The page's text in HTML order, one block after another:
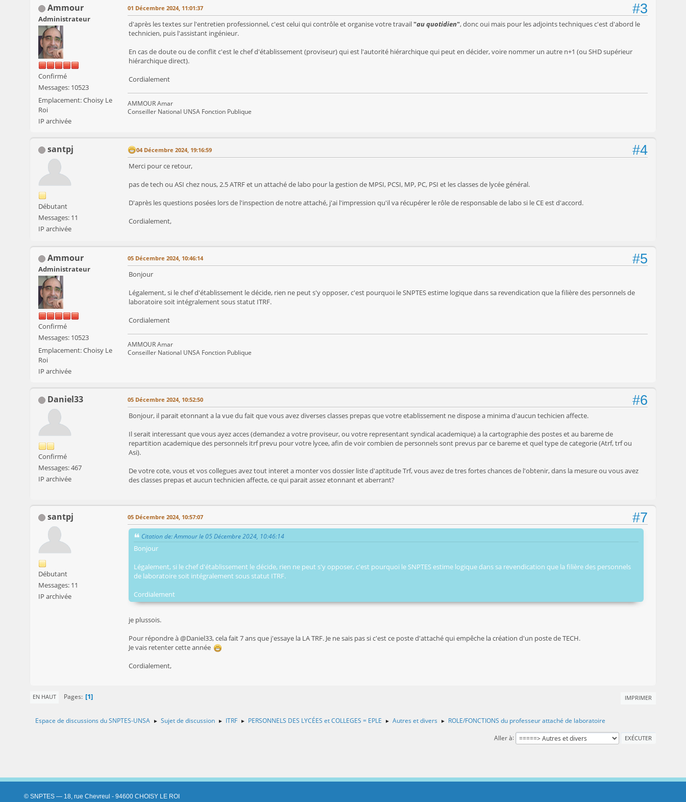
Ammour
Administrateur
Confirmé
Messages: 10523
Emplacement: Choisy Le
Roi
IP archivée
#3
01 Décembre 2024, 11:01:37
d'après les textes sur l'entretien professionnel, c'est celui qui contrôle et organise votre travail "au quotidien", donc oui mais pour les adjoints techniques c'est d'abord le
technicien, puis l'assistant ingénieur.
En cas de doute ou de conflit c'est le chef d'établissement (proviseur) qui est l'autorité hiérarchique qui peut en décider, voire nommer un autre n+1 (ou SHD supérieur
hiérarchique direct).
Cordialement
AMMOUR Amar
Conseiller National UNSA Fonction Publique
santpj
Débutant
Messages: 11
IP archivée
#4
04 Décembre 2024, 19:16:59
Merci pour ce retour,
pas de tech ou ASI chez nous, 2.5 ATRF et un attaché de labo pour la gestion de MPSI, PCSI, MP, PC, PSI et les classes de lycée général.
D'après les questions posées lors de l'inspection de notre attaché, j'ai l'impression qu'il va récupérer le rôle de responsable de labo si le CE est d'accord.
Cordialement,
Ammour
Administrateur
Confirmé
Messages: 10523
Emplacement: Choisy Le
Roi
IP archivée
#5
05 Décembre 2024, 10:46:14
Bonjour
Légalement, si le chef d'établissement le décide, rien ne peut s'y opposer, c'est pourquoi le SNPTES estime logique dans sa revendication que la filière des personnels de
laboratoire soit intégralement sous statut ITRF.
Cordialement
AMMOUR Amar
Conseiller National UNSA Fonction Publique
Daniel33
Confirmé
Messages: 467
IP archivée
#6
05 Décembre 2024, 10:52:50
Bonjour, il parait etonnant a la vue du fait que vous avez diverses classes prepas que votre etablissement ne dispose a minima d'aucun techicien affecte.
Il serait interessant que vous ayez acces (demandez a votre proviseur, ou votre representant syndical academique) a la cartographie des postes et au bareme de
repartition academique des personnels itrf prevu pour votre lycee, afin de voir combien de personnels sont prevus par ce bareme et quel type de categorie (Atrf, trf ou
Asi).
De votre cote, vous et vos collegues avez tout interet a monter vos dossier liste d'aptitude Trf, vous avez de tres fortes chances de l'obtenir, dans la mesure ou vous avez
des classes prepas et aucun technicien affecte, ce qui parait assez etonnant et aberrant?
santpj
Débutant
Messages: 11
IP archivée
#7
05 Décembre 2024, 10:57:07
Citation de: Ammour le 05 Décembre 2024, 10:46:14
Bonjour
Légalement, si le chef d'établissement le décide, rien ne peut s'y opposer, c'est pourquoi le SNPTES estime logique dans sa revendication que la filière des personnels
de laboratoire soit intégralement sous statut ITRF.
Cordialement
je plussois.
Pour répondre à @Daniel33, cela fait 7 ans que j'essaye la LA TRF. Je ne sais pas si c'est ce poste d'attaché qui empêche la création d'un poste de TECH.
Je vais retenter cette année
Cordialement,
IMPRIMER
EN HAUT Pages 1
Espace de discussions du SNPTES-UNSA ► Sujet de discussion ► ITRF ► PERSONNELS DES LYCÉES et COLLEGES = EPLE ► Autres et divers ►
ROLE/FONCTIONS du professeur attaché de laboratoire
Aller à
© SNPTES — 18, rue Chevreul - 94600 CHOISY LE ROI